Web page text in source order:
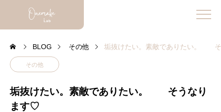
BLOG その他 垢抜けたい。素敵でありたい。
その他
垢抜けたい。素敵でありたい。 そうなり
ます♡